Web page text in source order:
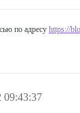
по адресу https://
09:43:37